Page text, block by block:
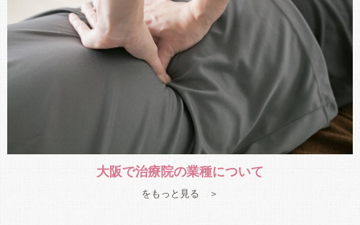
大阪で治療院の業種について
をもっと見る ＞